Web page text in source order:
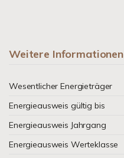
Weitere Informationen
Wesentlicher Energieträger
Energieausweis gültig bis
Energieausweis Jahrgang
Energieausweis Werteklasse